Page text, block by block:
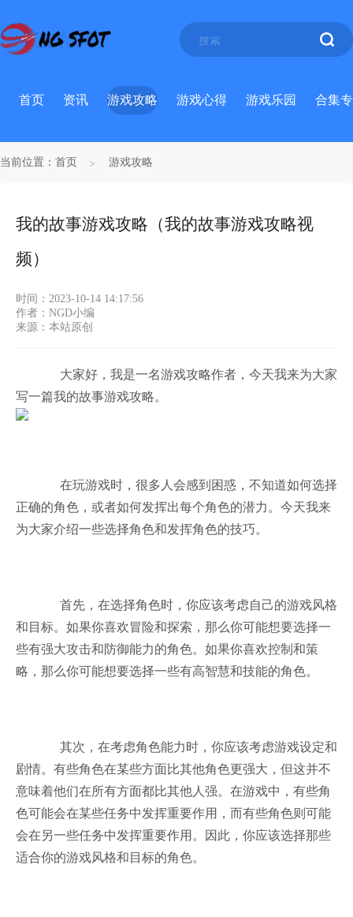
首页 资讯 游戏攻略 游戏心得 游戏乐园 合集
当前位置： 首页 游戏攻略
我的故事游戏攻略（我的故事游戏攻略视
频）
时间：2023-10-14 14:17:56
作者：NGD小编
来源：本站原创
大家好，我是一名游戏攻略作者，今天我来为大家
写一篇我的故事游戏攻略。
在玩游戏时，很多人会感到困惑，不知道如何选择
正确的角色，或者如何发挥出每个角色的潜力。今天我来
为大家介绍一些选择角色和发挥角色的技巧。
首先，在选择角色时，你应该考虑自己的游戏风格
和目标。如果你喜欢冒险和探索，那么你可能想要选择一
些有强大攻击和防御能力的角色。如果你喜欢控制和策
略，那么你可能想要选择一些有高智慧和技能的角色。
其次，在考虑角色能力时，你应该考虑游戏设定和
剧情。有些角色在某些方面比其他角色更强大，但这并不
意味着他们在所有方面都比其他人强。在游戏中，有些角
色可能会在某些任务中发挥重要作用，而有些角色则可能
会在另一些任务中发挥重要作用。因此，你应该选择那些
适合你的游戏风格和目标的角色。